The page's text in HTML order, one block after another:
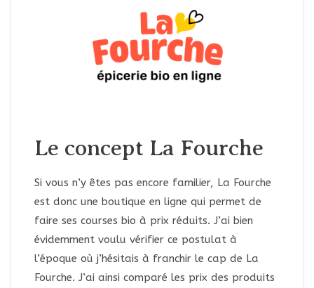
Le concept La Fourche
Si vous n’y êtes pas encore familier, La Fourche
est donc une boutique en ligne qui permet de
faire ses courses bio à prix réduits. J’ai bien
évidemment voulu vérifier ce postulat à
l’époque où j’hésitais à franchir le cap de La
Fourche. J’ai ainsi comparé les prix des produits